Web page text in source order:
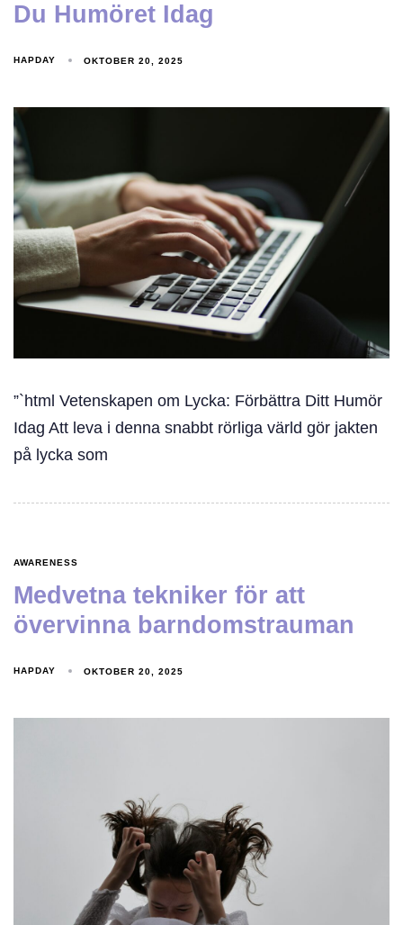
Du Humöret Idag
HAPDAY OKTOBER 20, 2025
”`html Vetenskapen om Lycka: Förbättra Ditt Humör
Idag Att leva i denna snabbt rörliga värld gör jakten
på lycka som
AWARENESS
Medvetna tekniker för att
övervinna barndomstrauman
HAPDAY OKTOBER 20, 2025